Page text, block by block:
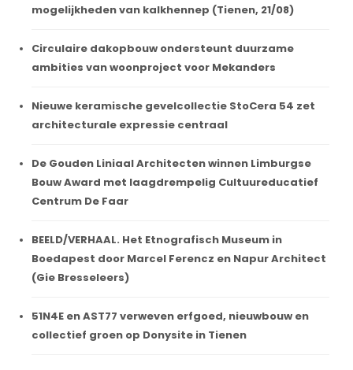
mogelijkheden van kalkhennep (Tienen, 21/08)
Circulaire dakopbouw ondersteunt duurzame
ambities van woonproject voor Mekanders
Nieuwe keramische gevelcollectie StoCera 54 zet
architecturale expressie centraal
De Gouden Liniaal Architecten winnen Limburgse
Bouw Award met laagdrempelig Cultuureducatief
Centrum De Faar
BEELD/VERHAAL. Het Etnografisch Museum in
Boedapest door Marcel Ferencz en Napur Architect
(Gie Bresseleers)
51N4E en AST77 verweven erfgoed, nieuwbouw en
collectief groen op Donysite in Tienen